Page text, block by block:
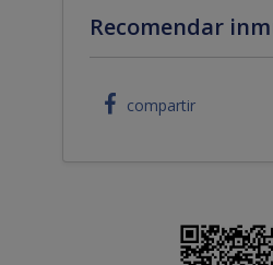
Recomendar
compartir